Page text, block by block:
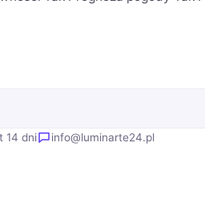
14 dni info@luminarte24.pl